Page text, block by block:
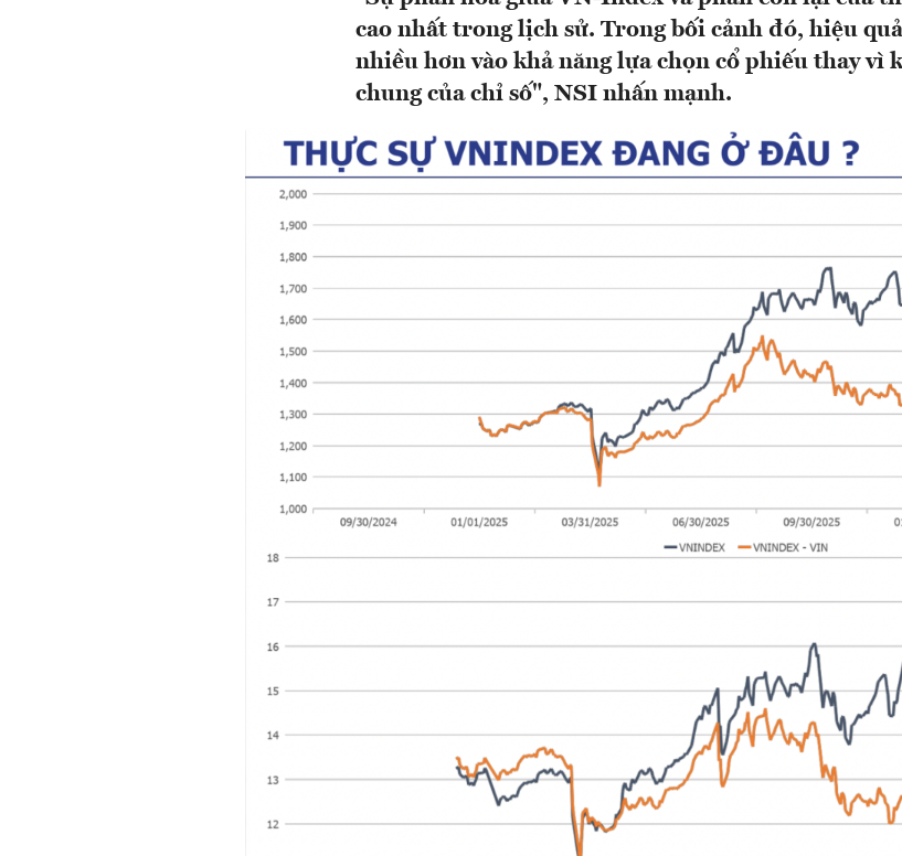
cao nhất trong lịch sử. Trong bối cảnh đó, hiệu
nhiều hơn vào khả năng lựa chọn cổ phiếu thay vì
chung của chỉ số", NSI nhấn mạnh.